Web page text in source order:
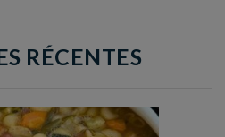
RÉCENTES